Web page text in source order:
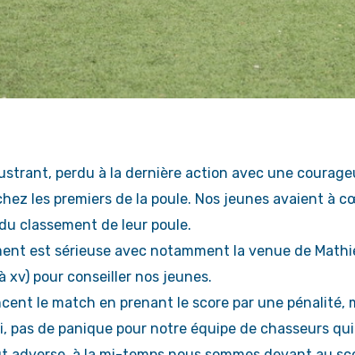
perdu à la dernière action avec une
les premiers de la poule. Nos jeunes avaient à
classement de leur poule.
est sérieuse avec notamment la venue de
xv) pour conseiller nos jeunes.
le match en prenant le score par une pénalité,
pas de panique pour notre équipe de chasseurs